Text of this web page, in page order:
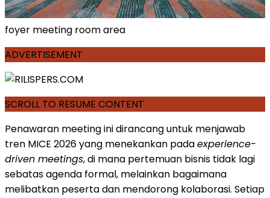
foyer meeting room area
ADVERTISEMENT
SCROLL TO RESUME CONTENT
Penawaran meeting ini dirancang untuk menjawab
tren MICE 2026 yang menekankan padaexperience-
driven meetings, di mana pertemuan bisnis tidak lagi
sebatas agenda formal, melainkan bagaimana
melibatkan peserta dan mendorong kolaborasi. Setiap